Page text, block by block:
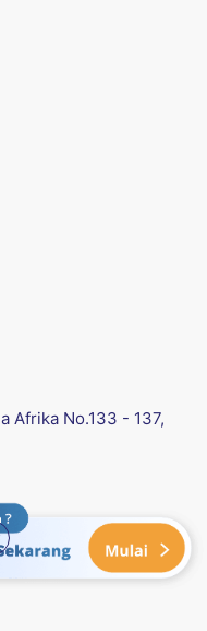
Afrika No.133 - 137,